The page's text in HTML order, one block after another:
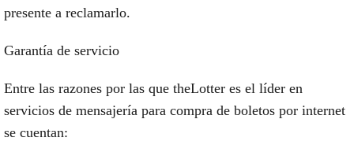
presente a reclamarlo.
Garantía de servicio
Entre las razones por las que theLotter es el líder en
servicios de mensajería para compra de boletos por internet
se cuentan: